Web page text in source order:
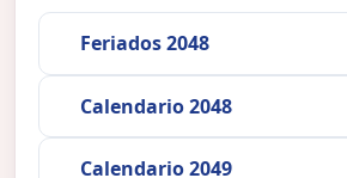
Feriados 2048
Calendario 2048
Calendario 2049